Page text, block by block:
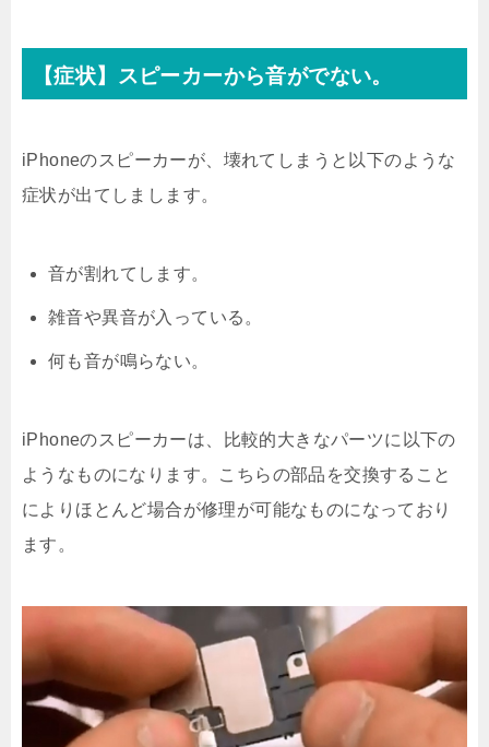
【症状】スピーカーから音がでない。
iPhoneのスピーカーが、壊れてしまうと以下のような
症状が出てしまします。
音が割れてします。
雑音や異音が入っている。
何も音が鳴らない。
iPhoneのスピーカーは、比較的大きなパーツに以下の
ようなものになります。こちらの部品を交換すること
によりほとんど場合が修理が可能なものになっており
ます。